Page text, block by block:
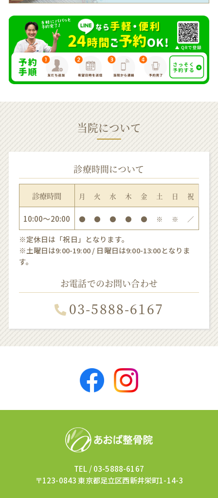
当院について
診療時間について
診療時間 月 火 水 木 金 土 日 祝
10:00〜20:00 ● ● ● ● ● ※ ※ ／
※定休日は「祝日」となります。
※土曜日は9:00-19:00 / 日曜日は9:00-13:00となりま
す。
お電話でのお問い合わせ
03-5888-6167
TEL /03-5888-6167
〒123-0843 東京都足立区西新井栄町1-14-3